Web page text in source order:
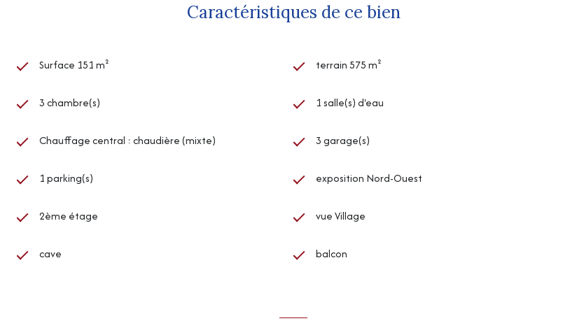
Caractéristiques de ce bien
Surface 151 m² terrain 575 m²
3 chambre(s) 1 salle(s) d'eau
Chauffage central : chaudière (mixte) 3 garage(s)
1 parking(s) exposition Nord-Ouest
2ème étage vue Village
cave balcon